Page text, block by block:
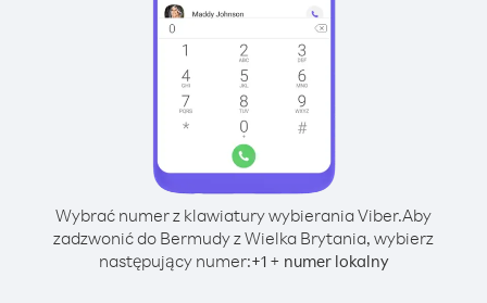
Wybrać numer z klawiatury wybierania Viber.Aby
zadzwonić do Bermudy z Wielka Brytania, wybierz
następujący numer:+1+ numer lokalny